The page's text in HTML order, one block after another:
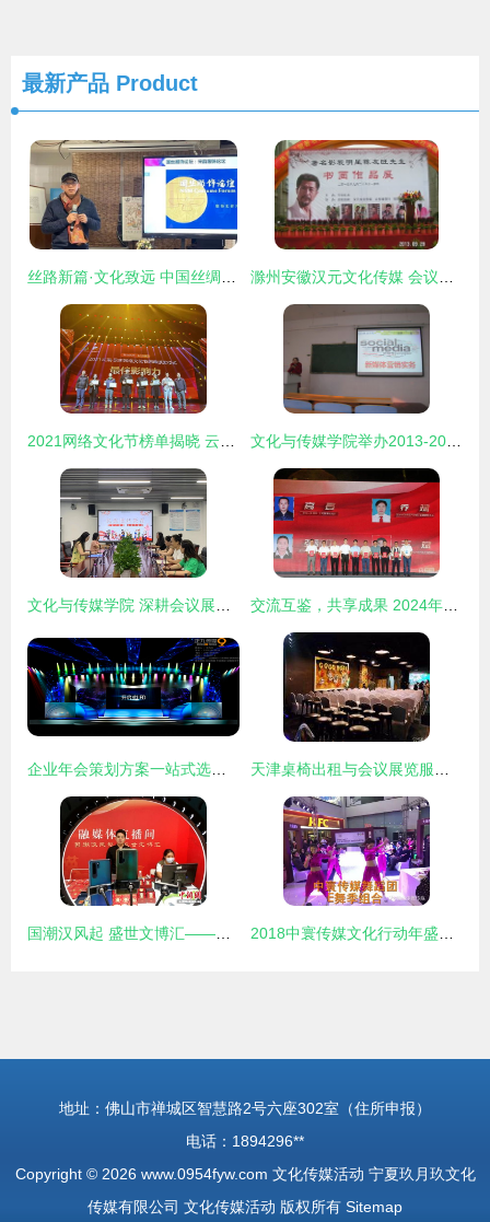
最新产品 Product
地址：佛山市禅城区智慧路2号六座302室（住所申报）
电话：1894296**
Copyright © 2026 www.0954fyw.com 文化传媒活动 宁夏玖月玖文化
传媒有限公司 文化传媒活动 版权所有 Sitemap